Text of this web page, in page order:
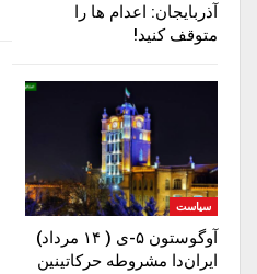
آذربایجان: اعدام ها را‌
متوقف‌ کنید!
سیاست
آوگوستون ۵-ی ( ۱۴ مرداد)
ایران‌دا مشروطه حرکاتینین